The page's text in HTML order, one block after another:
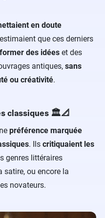
en doute
que ces derniers
des idées et des
antiques, sans
ou créativité.
classiques 🏛️📐
préférence marquée
. Ils critiquaient les
genres littéraires
satire, ou encore la
novateurs.